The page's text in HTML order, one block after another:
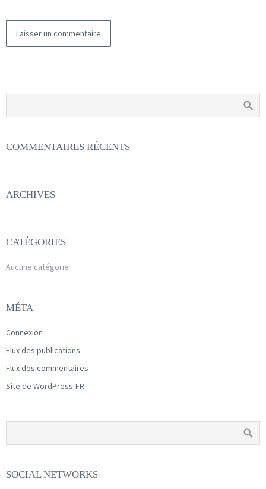
COMMENTAIRES RÉCENTS
ARCHIVES
CATÉGORIES
Aucune catégorie
MÉTA
Connexion
Flux des publications
Flux des commentaires
Site de WordPress-FR
SOCIAL NETWORKS